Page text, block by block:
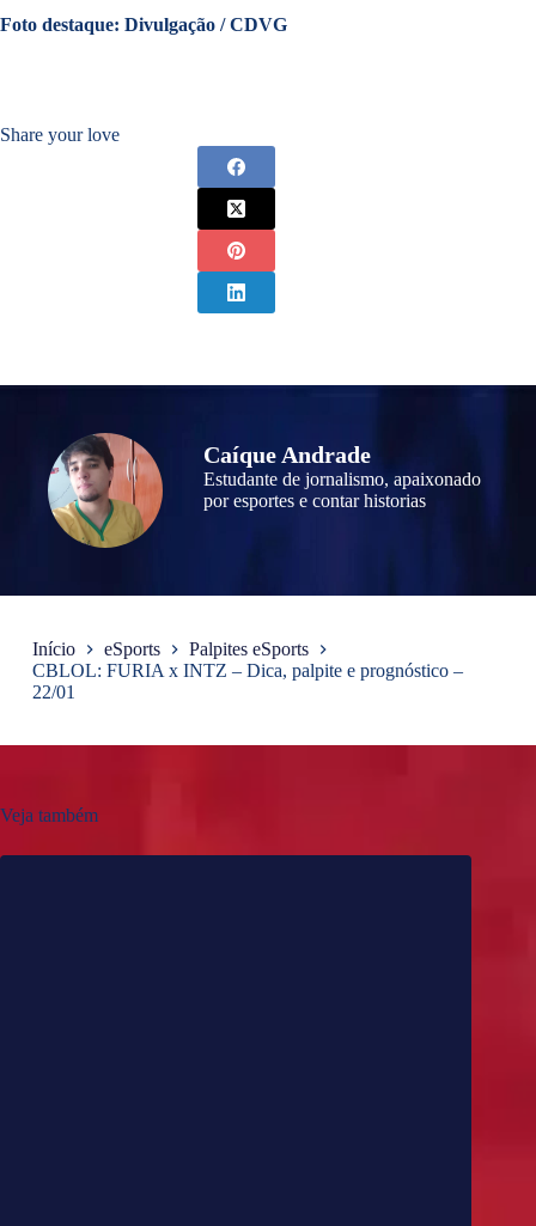
Foto destaque: Divulgação / CDVG
Share your love
Caíque Andrade
Estudante de jornalismo, apaixonado
por esportes e contar historias
Início eSports
Palpites eSports
CBLOL: FURIA x INTZ – Dica, palpite e prognóstico –
22/01
Veja também